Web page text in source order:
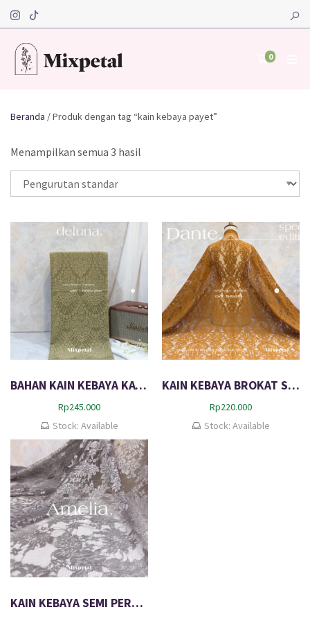
0
Beranda / Produk dengan tag “kain kebaya payet”
Menampilkan semua 3 hasil
BAHAN KAIN KEBAYA KATUN SEMI ITALY DELUNA
Rp245.000
Stock: Available
KAIN KEBAYA BROKAT SEMI PERANCIS DANTE
Rp220.000
Stock: Available
KAIN KEBAYA SEMI PERANCIS METALIC AMELIA